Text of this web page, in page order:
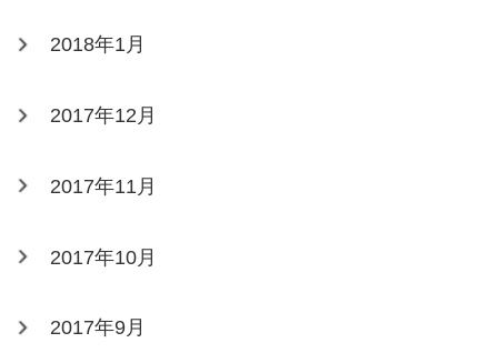
2018年1月
2017年12月
2017年11月
2017年10月
2017年9月